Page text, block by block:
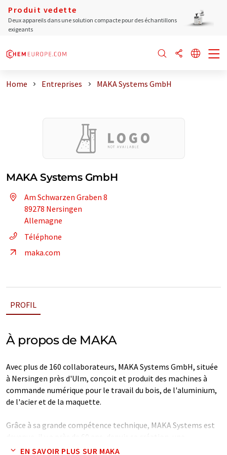
Produit vedette
Deux appareils dans une solution compacte pour des échantillons
exigeants
Home Entreprises MAKA Systems GmbH
MAKA Systems GmbH
Am Schwarzen Graben 8
89278 Nersingen
Allemagne
Téléphone
maka.com
PROFIL
À propos de MAKA
Avec plus de 160 collaborateurs, MAKA Systems GmbH, située
à Nersingen près d'Ulm, conçoit et produit des machines à
commande numérique pour le travail du bois, de l'aluminium,
de l'acier et de la maquette.
Grâce à sa grande compétence technique, MAKA Systems est
entreprise familiale et un spécialiste mondial dans son
EN SAVOIR PLUS SUR MAKA